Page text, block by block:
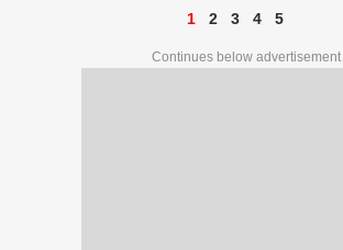
1 2 3 4 5
Continues below advertisement